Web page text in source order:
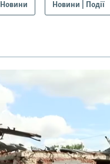
Новини Новини | Події